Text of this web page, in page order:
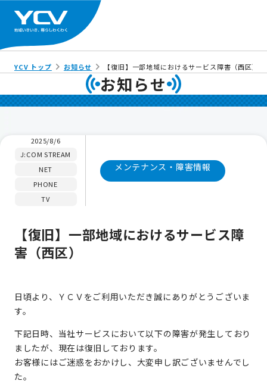
YCV トップ お知らせ 【復旧】一部地域におけるサービス障害（西区）
お知らせ
2025/8/6
J:COM STREAM
NET
PHONE
TV
メンテナンス・障害情報
【復旧】一部地域におけるサービス障
害（西区）
日頃より、ＹＣＶをご利用いただき誠にありがとうございま
す。
下記日時、当社サービスにおいて以下の障害が発生しており
ましたが、現在は復旧しております。
お客様にはご迷惑をおかけし、大変申し訳ございませんでし
た。